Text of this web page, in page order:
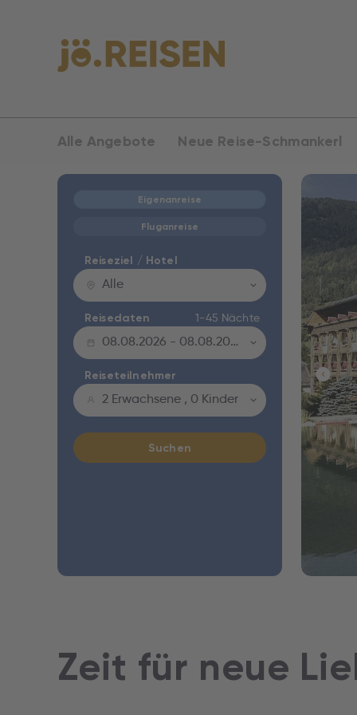
Alle Angebote Neue Reise-Schmankerl
Eigenanreise
Fluganreise
Reiseziel / Hotel
Alle
Reisedaten 1-45 Nächte
08.08.2026 - 08.08.2027
Reiseteilnehmer
2 Erwachsene , 0 Kinder
Suchen
Zeit für neue